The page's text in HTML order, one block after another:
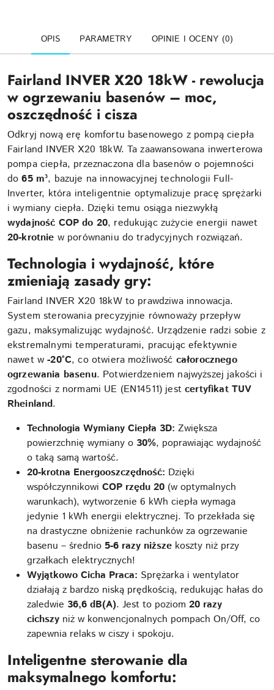
OPIS PARAMETRY OPINIE I OCENY (0)
Fairland INVER X20 18kW - rewolucja
w ogrzewaniu basenów – moc,
oszczędność i cisza
Odkryj nową erę komfortu basenowego z pompą ciepła
Fairland INVER X20 18kW. Ta zaawansowana inwerterowa
pompa ciepła, przeznaczona dla basenów o pojemności
do65 m³, bazuje na innowacyjnej technologii Full-
Inverter, która inteligentnie optymalizuje pracę sprężarki
i wymiany ciepła. Dzięki temu osiąga niezwykłą
wydajność COP do 20, redukując zużycie energii nawet
20-krotnie w porównaniu do tradycyjnych rozwiązań.
Technologia i wydajność, które
zmieniają zasady gry:
Fairland INVER X20 18kW to prawdziwa innowacja.
System sterowania precyzyjnie równoważy przepływ
gazu, maksymalizując wydajność. Urządzenie radzi sobie z
ekstremalnymi temperaturami, pracując efektywnie
nawet w-20°C, co otwiera możliwość całorocznego
ogrzewania basenu. Potwierdzeniem najwyższej jakości i
zgodności z normami UE (EN14511) jestcertyfikat TUV
Rheinland.
Technologia Wymiany Ciepła 3D: Zwiększa
powierzchnię wymiany o 30%, poprawiając wydajność
o taką samą wartość.
20-krotna Energooszczędność: Dzięki
współczynnikowi COP rzędu 20 (w optymalnych
warunkach), wytworzenie 6 kWh ciepła wymaga
jedynie 1 kWh energii elektrycznej. To przekłada się
na drastyczne obniżenie rachunków za ogrzewanie
basenu – średnio 5-6 razy niższe koszty niż przy
grzałkach elektrycznych!
Wyjątkowo Cicha Praca: Sprężarka i wentylator
działają z bardzo niską prędkością, redukując hałas do
zaledwie 36,6 dB(A). Jest to poziom 20 razy
cichszy niż w konwencjonalnych pompach On/Off, co
zapewnia relaks w ciszy i spokoju.
Inteligentne sterowanie dla
maksymalnego komfortu: